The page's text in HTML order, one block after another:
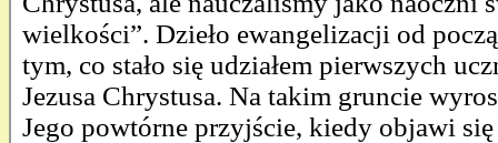
wielkości”. Dzieło ewangelizacji od
tym, co stało się udziałem pierwszych
Jezusa Chrystusa. Na takim gruncie
Jego powtórne przyjście, kiedy objawi